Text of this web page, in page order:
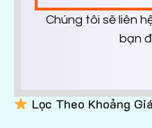
Chúng tôi sẽ liên
bạn
Lọc Theo Khoảng Giá